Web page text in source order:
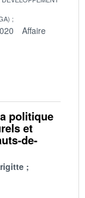
Affaire
politique
et
de-